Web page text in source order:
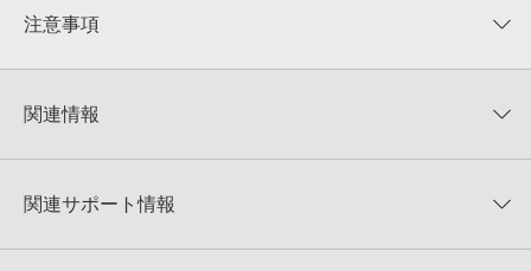
★★★★★
★5
★4
★1
0%
注意事項
KONTAKTフォーマットは、
でお使いいただけます。無償版のKONTAKT PLAYERではお使いい
4GBを超えるデータに関するご注意：
FAT32でフォーマットされた
関連情報
50%OFF！サマーセール！
関連サポート情報